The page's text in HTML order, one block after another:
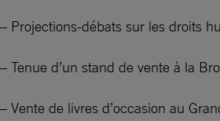
– Projections-débats sur les droits
– Tenue d’un stand de vente à la
– Vente de livres d’occasion au